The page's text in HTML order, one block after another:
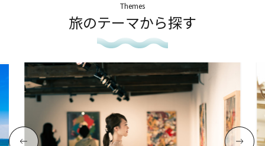
Themes
旅のテーマから探す